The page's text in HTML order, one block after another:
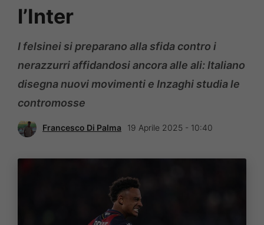
l’Inter
I felsinei si preparano alla sfida contro i
nerazzurri affidandosi ancora alle ali: Italiano
disegna nuovi movimenti e Inzaghi studia le
contromosse
Francesco Di Palma 19 Aprile 2025 - 10:40